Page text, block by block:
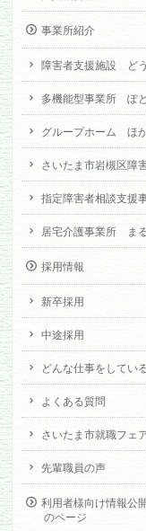
事業所紹介
障害者支援施設 ど
多機能型事業所 ぽ
グループホーム ほ
さいたま市岩槻区障
指定障害者相談支援
居宅介護事業所 ま
採用情報
新卒採用
中途採用
どんな仕事をしてい
よくある質問
さいたま市就職フェ
先輩職員の声
利用者様向け情報公
のページ